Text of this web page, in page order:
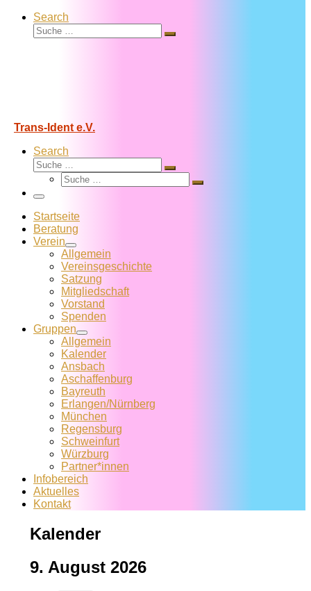
Search
Suche
Suche
Trans-Ident e.V.
Search
Suche
Suche
Suche
Suche
Menü
Startseite
Beratung
Verein
Allgemein
Vereins­geschichte
Satzung
Mitglied­schaft
Vorstand
Spenden
Gruppen
Allgemein
Kalender
Ansbach
Aschaffenburg
Bayreuth
Erlangen/Nürnberg
München
Regensburg
Schweinfurt
Würzburg
Partner*innen
Infobereich
Aktuelles
Kontakt
Kalender
9. August 2026